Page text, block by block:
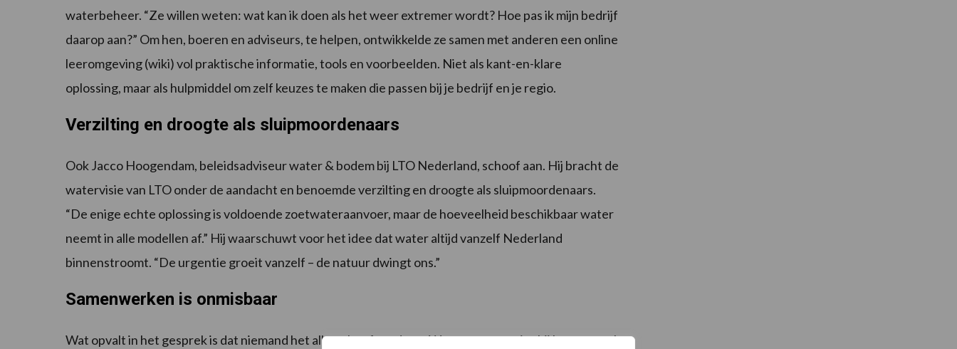
waterbeheer. “Ze willen weten: wat kan ik doen als het weer extremer wordt? Hoe pas ik mijn bedrijf
daarop aan?” Om hen, boeren en adviseurs, te helpen, ontwikkelde ze samen met anderen een online
leeromgeving (wiki) vol praktische informatie, tools en voorbeelden. Niet als kant-en-klare
oplossing, maar als hulpmiddel om zelf keuzes te maken die passen bij je bedrijf en je regio.
Verzilting en droogte als sluipmoordenaars
Ook Jacco Hoogendam, beleidsadviseur water & bodem bij LTO Nederland, schoof aan. Hij bracht de
watervisie van LTO onder de aandacht en benoemde verzilting en droogte als sluipmoordenaars.
“De enige echte oplossing is voldoende zoetwateraanvoer, maar de hoeveelheid beschikbaar water
neemt in alle modellen af.” Hij waarschuwt voor het idee dat water altijd vanzelf Nederland
binnenstroomt. “De urgentie groeit vanzelf – de natuur dwingt ons.”
Samenwerken is onmisbaar
Wat opvalt in het gesprek is dat niemand het alleen hoeft te doen. Water stroomt niet bij het perceel